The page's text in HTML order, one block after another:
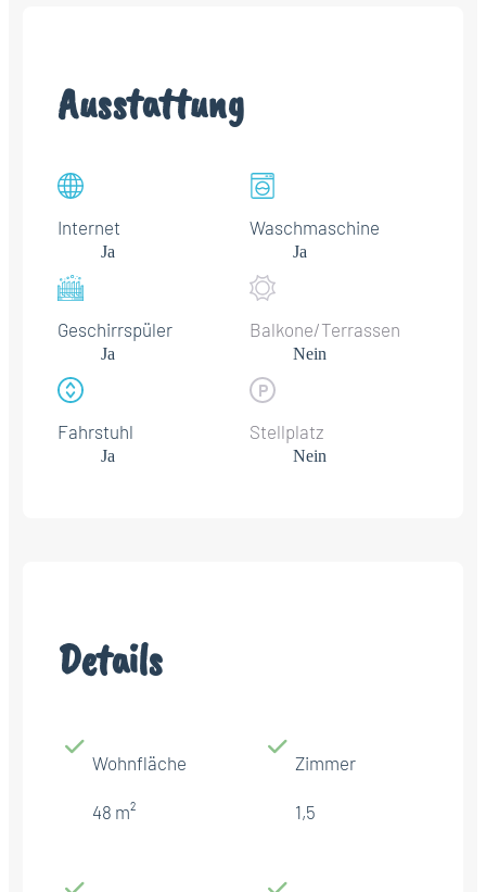
Ausstattung
Internet
Ja
Waschmaschine
Ja
Geschirrspüler
Ja
Balkone/Terrassen
Nein
Fahrstuhl
Ja
Stellplatz
Nein
Details
Wohnfläche
48 m²
Zimmer
1,5